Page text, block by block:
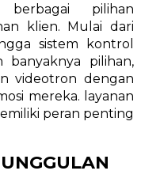
berbagai pilihan
klien. Mulai dari
sistem kontrol
banyaknya pilihan,
videotron dengan
mereka. layanan
peran penting